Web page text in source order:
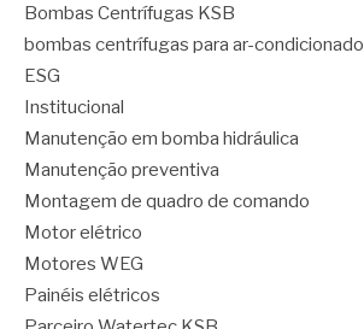
Bombas Centrífugas KSB
bombas centrífugas para ar-condicionado
ESG
Institucional
Manutenção em bomba hidráulica
Manutenção preventiva
Montagem de quadro de comando
Motor elétrico
Motores WEG
Painéis elétricos